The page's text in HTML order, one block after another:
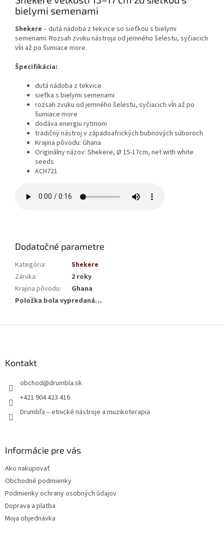
bielymi semenami
Shekere – dutá nádoba z tekvice so sieťkou s bielymi
semenami. Rozsah zvuku nástroja od jemného šelestu, syčiacich
vĺn až po šumiace more.
Špecifikácia:
dutá nádoba z tekvice
sieťka s bielymi semenami
rozsah zvuku od jemného šelestu, syčiacich vĺn až po
šumiace more
dodáva energiu rytmom
tradičný nástroj v západoafrických bubnových súboroch
Krajina pôvodu: Ghana
Originálny názov: Shekere, Ø 15-17cm, net with white
seeds
ACH721
Dodatočné parametre
Kategória:
Shekere
Záruka:
2 roky
Krajina pôvodu:
Ghana
Položka bola vypredaná…
Kontakt
obchod@drumbla.sk
+421 904 423 416
Drumbľa – etnické nástroje a muzikoterapia
Informácie pre vás
Ako nakupovať
Obchodné podmienky
Podmienky ochrany osobných údajov
Doprava a platba
Moja objednávka